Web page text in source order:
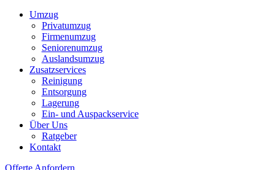
Umzug
Privatumzug
Firmenumzug
Seniorenumzug
Auslandsumzug
Zusatzservices
Reinigung
Entsorgung
Lagerung
Ein- und Auspackservice
Über Uns
Ratgeber
Kontakt